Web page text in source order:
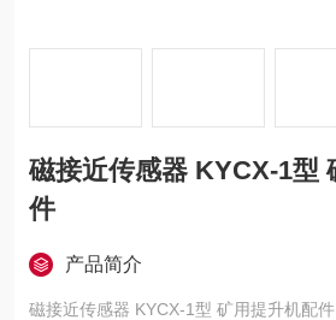
磁接近传感器 KYCX-1型 矿用提升机配
件
产品简介
磁接近传感器 KYCX-1型 矿用提升机配件